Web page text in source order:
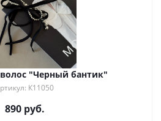
"Черный бантик"
К11050
890руб.